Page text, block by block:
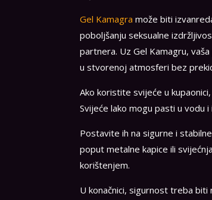
Gel Kamagra može biti
poboljšanju seksualne
partnera. Uz Gel Kamagru,
u stvorenoj atmosferi bez
Ako koristite svijeće u
Svijeće lako mogu pasti u vodu
Postavite ih na sigurne i
poput metalne kapice ili
korištenjem.
U konačnici, sigurnost treba biti